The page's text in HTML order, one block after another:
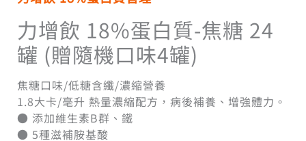
力增飲 18%蛋白質-焦糖 24
罐 (贈隨機口味4罐)
焦糖口味/低糖含纖/濃縮營養
1.8大卡/毫升 熱量濃縮配方，病後補養、增強體力。
● 添加維生素B群、鐵
● 5種滋補胺基酸